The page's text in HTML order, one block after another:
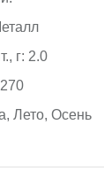
г: 2.0
Лето, Осень